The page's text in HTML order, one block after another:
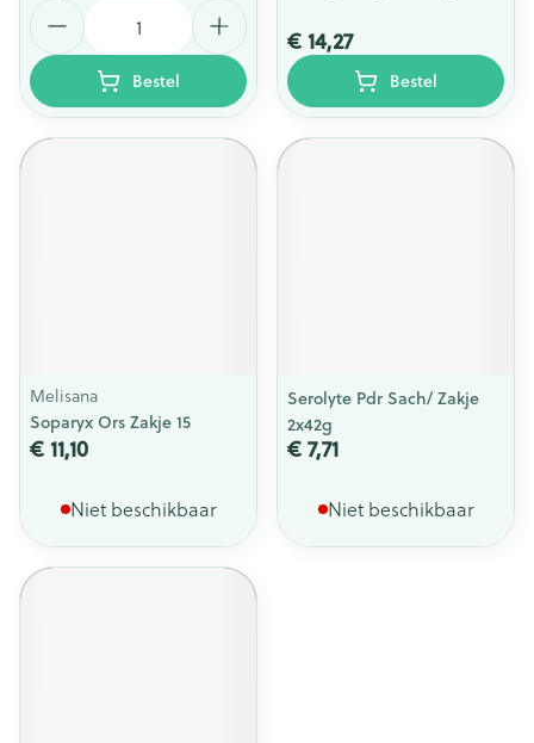
Bestel
€ 14,27
Bestel
Melisana
Soparyx Ors Zakje 15
€ 11,10
Niet beschikbaar
Serolyte Pdr Sach/ Zakje
2x42g
€ 7,71
Niet beschikbaar